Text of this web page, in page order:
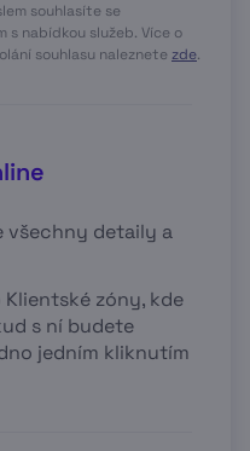
souhlasíte se
s nabídkou služeb. Více o
souhlasu naleznete zde.
všechny detaily a
zóny, kde
s ní budete
jedním kliknutím